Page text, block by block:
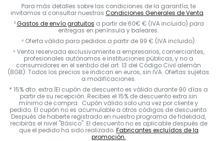
Para más detalles sobre las condiciones de la garantía, te
invitamos a consultar nuestras Condiciones Generales de Venta.
³Gastos de envío gratuitos a partir de 60€ € (IVA incluido) para
entregas en península y baleares.
⁴ Oferta válida para pedidos a partir de 99 € (IVA incluido).
⁵ Venta reservada exclusivamente a empresarios, comerciantes,
profesionales autónomos e instituciones públicas, y no a
consumidores en el sentido del art. 13 del Código Civil alemán
(BGB). Todos los precios se indican en euros, sin IVA. Ofertas sujetas
a modificaciones.
* 15% dto. extra |El cupón de descuento es válido durante 90 días a
partir de su recepción. Recibes el 15% de descuento extra sin
mínimo de compra. Cupón válido solo una vez por cliente y
pedido. El cupón no es acumulable a otros códigos de descuento.
Después de haberte registrado en nuestro programa de fidelidad,
recibirás el nivel "Básico". El descuento no es aplicable después de
que el pedido ha sido realizado. Fabricantes excluídos de la
promoción.